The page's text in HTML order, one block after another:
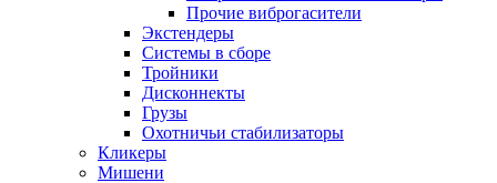
Прочие виброгасители
Экстендеры
Системы в сборе
Тройники
Дисконнекты
Грузы
Охотничьи стабилизаторы
Кликеры
Мишени